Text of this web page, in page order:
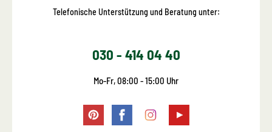
Telefonische Unterstützung und Beratung unter:
030 - 414 04 40
Mo-Fr, 08:00 - 15:00 Uhr